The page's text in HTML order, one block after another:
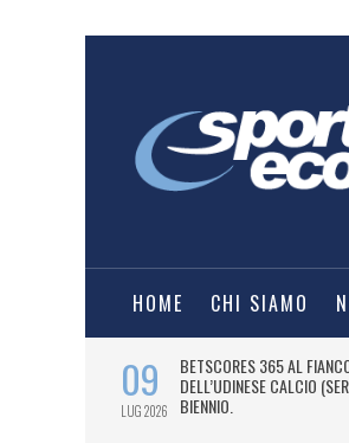
HOME CHI SIAMO
09
LUG 2026
BETSCORES 365 AL
DELL’UDINESE CALCIO
BIENNIO.